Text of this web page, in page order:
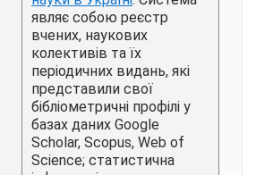
являє собою реєстр
вчених, наукових
колективів та їх
періодичних видань, які
представили свої
бібліометричні профілі у
базах даних Google
Scholar, Scopus, Web of
Science; статистична